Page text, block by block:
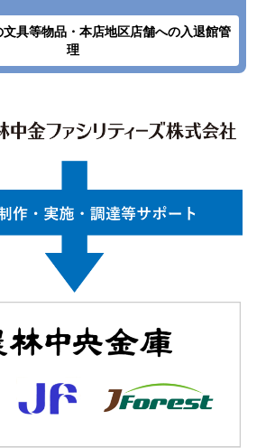
文具等物品・本店地区店舗への入退館管
理